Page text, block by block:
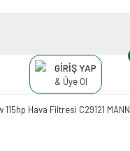
GİRİŞ YAP
& Üye Ol
Hava Filtresi C29121 MANN